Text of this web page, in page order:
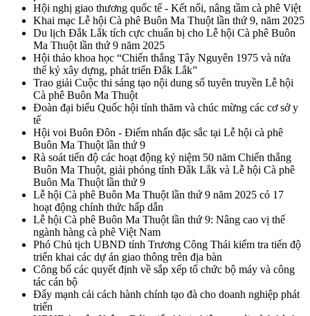
Hội nghị giao thương quốc tế - Kết nối, nâng tầm cà phê Việt
Khai mạc Lễ hội Cà phê Buôn Ma Thuột lần thứ 9, năm 2025
Du lịch Đắk Lắk tích cực chuẩn bị cho Lễ hội Cà phê Buôn
Ma Thuột lần thứ 9 năm 2025
Hội thảo khoa học “Chiến thắng Tây Nguyên 1975 và nửa
thế kỷ xây dựng, phát triển Đắk Lắk”
Trao giải Cuộc thi sáng tạo nội dung số tuyên truyền Lễ hội
Cà phê Buôn Ma Thuột
Đoàn đại biểu Quốc hội tỉnh thăm và chúc mừng các cơ sở y
tế
Hội voi Buôn Đôn - Điểm nhấn đặc sắc tại Lễ hội cà phê
Buôn Ma Thuột lần thứ 9
Rà soát tiến độ các hoạt động kỷ niệm 50 năm Chiến thắng
Buôn Ma Thuột, giải phóng tỉnh Đắk Lắk và Lễ hội Cà phê
Buôn Ma Thuột lần thứ 9
Lễ hội Cà phê Buôn Ma Thuột lần thứ 9 năm 2025 có 17
hoạt động chính thức hấp dẫn
Lễ hội Cà phê Buôn Ma Thuột lần thứ 9: Nâng cao vị thế
ngành hàng cà phê Việt Nam
Phó Chủ tịch UBND tỉnh Trương Công Thái kiểm tra tiến độ
triển khai các dự án giao thông trên địa bàn
Công bố các quyết định về sắp xếp tổ chức bộ máy và công
tác cán bộ
Đẩy mạnh cải cách hành chính tạo đà cho doanh nghiệp phát
triển